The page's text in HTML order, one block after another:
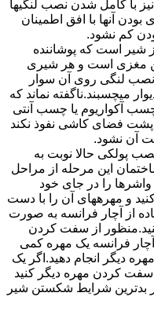
با کامل شدن نصب لنگیها
بودن آنها با افق اطمینان
کم نشود.
شیر است که پوشاننده
مغزی است و هر شیری
لنگی روی آن سوار
میچسبند.ناگفته نماند که
چسب آکواریوم یا چسب آنتی
پشت فضای کاشی نفوذ نکند
آن نشود.
پولکی حالا نوبت به
این مرحله از مراحل
را در جای خود
و مهرههای آن را با دست
از آچار فرانسه به صورت
از سفت کردن
آچار فرانسه یک مهره کمی
دیگر انجام دهید.اگر یک
کردن مهره دیگر کنید
شرایط شکستن شیر